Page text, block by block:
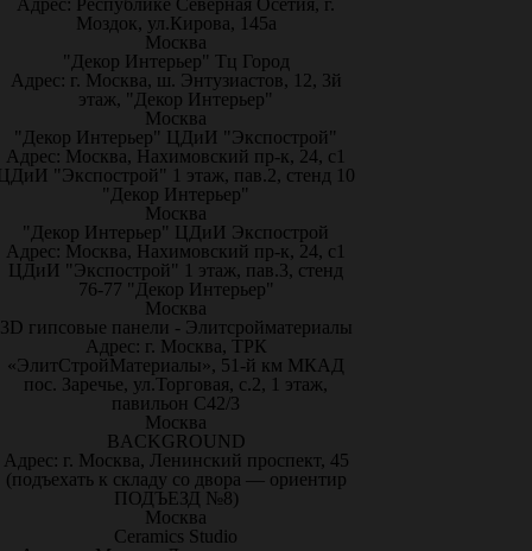
Адрес: Республике Северная Осетия, г.
Моздок, ул.Кирова, 145а
Москва
"Декор Интерьер" Тц Город
Адрес: г. Москва, ш. Энтузиастов, 12, 3й
этаж, "Декор Интерьер"
Москва
"Декор Интерьер" ЦДиИ "Экспострой"
Адрес: Москва, Нахимовский пр-к, 24, с1
"Экспострой" 1 этаж, пав.2, стенд 10
"Декор Интерьер"
Москва
"Декор Интерьер" ЦДиИ Экспострой
Адрес: Москва, Нахимовский пр-к, 24, с1
ЦДиИ "Экспострой" 1 этаж, пав.3, стенд
76-77 "Декор Интерьер"
Москва
3D гипсовые панели - Элитсройматериалы
Адрес: г. Москва, ТРК
«ЭлитСтройМатериалы», 51-й км МКАД
пос. Заречье, ул.Торговая, с.2, 1 этаж,
павильон С42/3
Москва
BACKGROUND
Адрес: г. Москва, Ленинский проспект, 45
(подъехать к складу со двора — ориентир
ПОДЪЕЗД №8)
Москва
Ceramics Studio